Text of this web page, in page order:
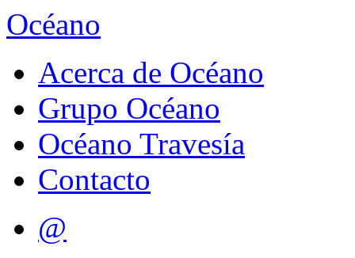
Océano
Acerca de Océano
Grupo Océano
Océano Travesía
Contacto
@